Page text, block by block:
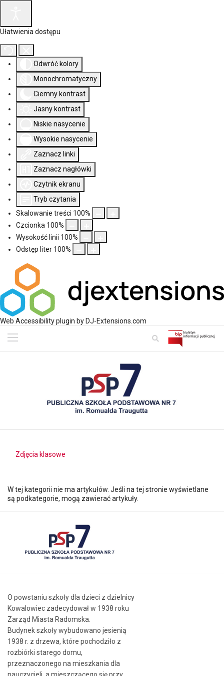
Ułatwienia dostępu
Odwróć kolory
Monochromatyczny
Ciemny kontrast
Jasny kontrast
Niskie nasycenie
Wysokie nasycenie
Zaznacz linki
Zaznacz nagłówki
Czytnik ekranu
Tryb czytania
Skalowanie treści 100%
Czcionka 100%
Wysokość linii 100%
Odstęp liter 100%
Web Accessibility plugin by DJ-Extensions.com
Zdjęcia klasowe
W tej kategorii nie ma artykułów. Jeśli na tej stronie wyświetlane
są podkategorie, mogą zawierać artykuły.
O powstaniu szkoły dla dzieci z dzielnicy
Kowalowiec zadecydował w 1938 roku
Zarząd Miasta Radomska.
Budynek szkoły wybudowano jesienią
1938 r. z drzewa, które pochodziło z
rozbiórki starego domu,
przeznaczonego na mieszkania dla
nauczycieli, a mieszczącego się przy